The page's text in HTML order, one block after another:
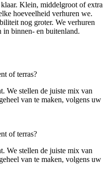
Klein, middelgroot of extra
hoeveelheid verhuren we.
nog groter. We verhuren
in binnen- en buitenland.
of terras?
We stellen de juiste mix van
van te maken, volgens uw
of terras?
We stellen de juiste mix van
van te maken, volgens uw